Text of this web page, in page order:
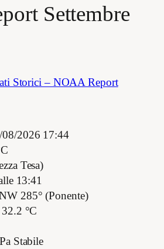
Settembre
Storici – NOAA Report
2026 17:44
Tesa)
13:41
285° (Ponente)
°C
Stabile